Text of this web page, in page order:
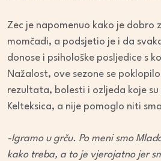
Zec je napomenuo kako je dobro
momčadi, a podsjetio je i da
donose i psihološke posljedice s
Nažalost, ove sezone se
rezultata, bolesti i ozljeda koje
Kelteksica, a nije pomoglo niti
-Igramo u grču. Po meni smo
kako treba, a to je vjerojatno jer